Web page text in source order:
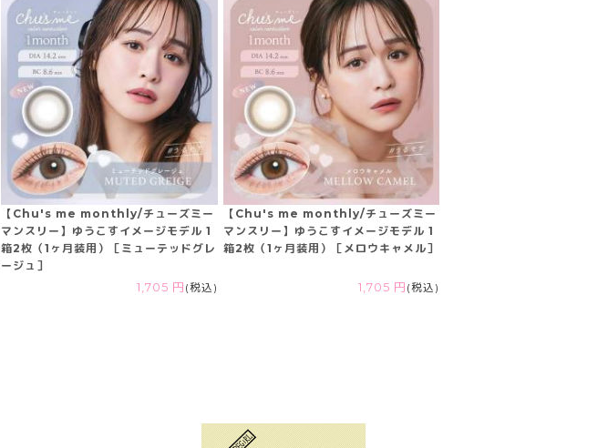
【Chu's me monthly/チューズミー
マンスリー】ゆうこすイメージモデル 1
箱2枚（1ヶ月装用）［ミューテッドグレ
ージュ］
1,705 円 (税込)
【Chu's me monthly/チューズミー
マンスリー】ゆうこすイメージモデル 1
箱2枚（1ヶ月装用）［メロウキャメル］
1,705 円 (税込)